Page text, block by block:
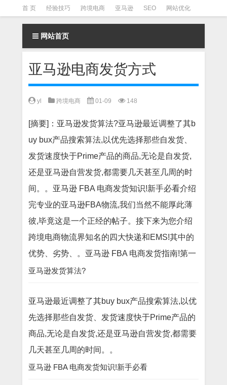
首 页 经验技巧 跨境电商 亚马逊 SEO 网站优化
Facebook营销 Facebook广告 facebook营销技巧
instagram营销
网站首页
亚马逊电商发货方式
yl 跨境电商 01-09 148
[摘要]：亚马逊发货算法?亚马逊最近调整了其b
uy bux产品搜索算法,以优先选择那些自发货、
发货速度快于Prime产品的商品,无论是自发货,
还是亚马逊自营发货,都需要几天甚至几周的时
间。。亚马逊 FBA 电商发货知识!新手必看介绍
完专业的亚马逊FBA物流,我们当然不能厚此薄
彼,毕竟这是一个正经的帖子。接下来为您介绍
跨境电商物流界知名的四大快递和EMS!其中的
优势、劣势、。亚马逊 FBA 电商发货指南!第一
亚马逊发货算法?
亚马逊最近调整了其buy bux产品搜索算法,以优
先选择那些自发货、发货速度快于Prime产品的
商品,无论是自发货,还是亚马逊自营发货,都需要
几天甚至几周的时间。。
亚马逊 FBA 电商发货知识!新手必看